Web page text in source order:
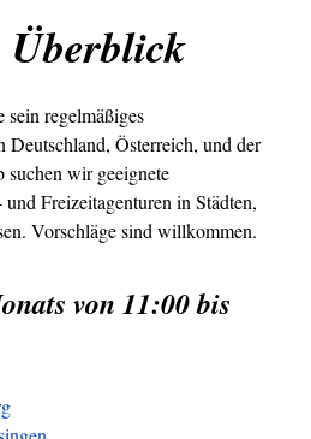
regelmäßiges
Deutschland, Österreich, und der
suchen wir geeignete
und Freizeitagenturen in Städten,
Vorschläge sind willkommen.
von 11:00 bis